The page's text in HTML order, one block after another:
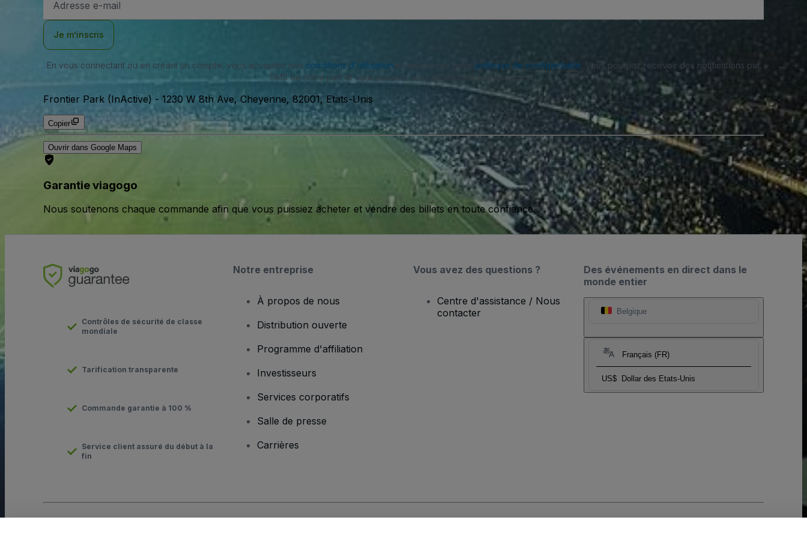
e-
Je m’inscris
En vous connectant ou en créant un compte, vous acceptez nos conditions d'utilisation politique de confidentialité . Vous pourriez recevoir des notifications par
SMS de notre part et vous pouvez vous désinscrire à tout moment.
Frontier Park (InActive) - 1230 W 8th Ave, Cheyenne, 82001, Etats-Unis
Copier
Ouvrir dans Google Maps
Garantie viagogo
Nous soutenons chaque commande afin que vous puissiez acheter et vendre des billets en toute confiance.
Des événements en direct dans le
monde entier
Belgique
Français (FR)
US$ Dollar des Etats-Unis
Contrôles de sécurité de classe
mondiale
Tarification transparente
Commande garantie à 100 %
Service client assuré du début à la
fin
Notre entreprise
À propos de nous
Distribution ouverte
Programme d'affiliation
Investisseurs
Services corporatifs
Salle de presse
Carrières
Vous avez des questions ?
Centre d'assistance / Nous
contacter